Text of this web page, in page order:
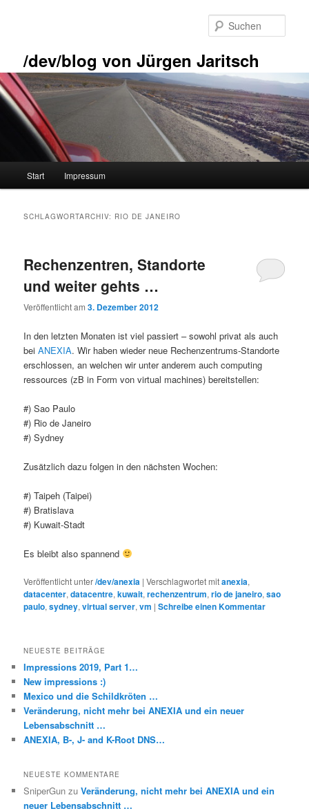
/dev/blog von Jürgen Jaritsch
Start Impressum
SCHLAGWORTARCHIV: RIO DE JANEIRO
Rechenzentren, Standorte
und weiter gehts …
Veröffentlicht am3. Dezember 2012
In den letzten Monaten ist viel passiert – sowohl privat als auch
beiANEXIA. Wir haben wieder neue Rechenzentrums-Standorte
erschlossen, an welchen wir unter anderem auch computing
ressources (zB in Form von virtual machines) bereitstellen:
#) Sao Paulo
#) Rio de Janeiro
#) Sydney
Zusätzlich dazu folgen in den nächsten Wochen:
#) Taipeh (Taipei)
#) Bratislava
#) Kuwait-Stadt
Es bleibt also spannend
Veröffentlicht unter/dev/anexia |Verschlagwortet mitanexia,
datacenter,datacentre,kuwait,rechenzentrum,rio de janeiro,sao
paulo,sydney,virtual server,vm |Schreibe einen Kommentar
NEUESTE BEITRÄGE
Impressions 2019, Part 1…
New impressions :)
Mexico und die Schildkröten …
Veränderung, nicht mehr bei ANEXIA und ein neuer
Lebensabschnitt …
ANEXIA, B-, J- and K-Root DNS…
NEUESTE KOMMENTARE
SniperGun zuVeränderung, nicht mehr bei ANEXIA und ein
neuer Lebensabschnitt …